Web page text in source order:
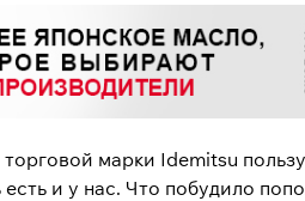
марки Idemitsu
и у нас. Что побудило